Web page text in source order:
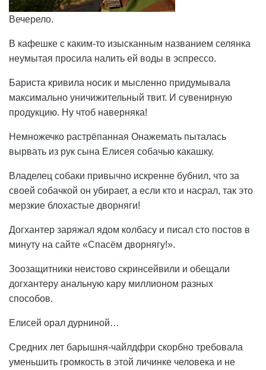
Вечерело.
В кафешке с каким-то изысканным названием селянка
неумытая просила налить ей воды в эспрессо.
Бариста кривила носик и мысленно придумывала
максимально уничижительный твит. И сувенирную
продукцию. Ну чтоб наверняка!
Немножечко растрёпанная Онажемать пыталась
вырвать из рук сына Елисея собачью какашку.
Владелец собаки привычно искренне бубнил, что за
своей собачкой он убирает, а если кто и насрал, так это
мерзкие блохастые дворняги!
Догхантер заряжал ядом колбасу и писал сто постов в
минуту на сайте «Спасём дворнягу!».
Зоозащитники неистово скринсейвили и обещали
догхантеру анальную кару миллионом разных
способов.
Елисей орал дурниной…
Средних лет барышня-чайлдфри скорбно требовала
уменьшить громкость в этой личинке человека и не